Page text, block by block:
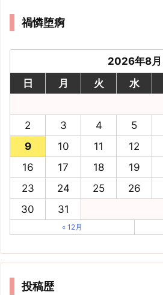
禍憐堕痾
2026年8月
日
月 火 水
2
3 4 5
9
10 11 12
16
17 18 19
23
24 25 26
30
31
« 12月
投稿歴